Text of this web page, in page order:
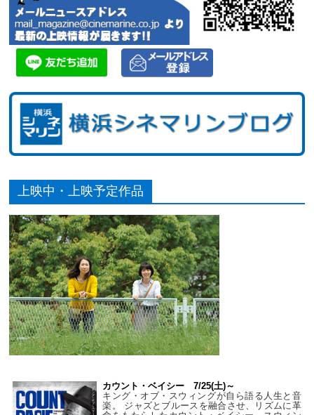
上映中・上映予定作品
カウント・ベイシー 7/25(土)～
キング・オブ・スウィングが自ら語る人生と音
楽。 ジャズとブルースを融合させ、リズムに革